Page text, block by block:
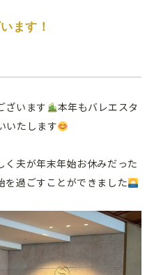
ます！
ざいます
本年もバレエスタ
いたします
く夫が年末年始お休みだった
を過ごすことができました